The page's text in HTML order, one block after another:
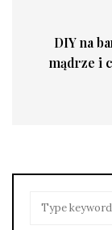
DIY na
mądrze i